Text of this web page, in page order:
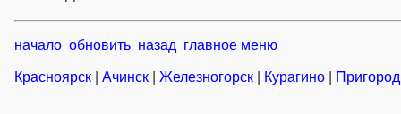
начало обновить назад главное меню
Красноярск Ачинск Железногорск Курагино